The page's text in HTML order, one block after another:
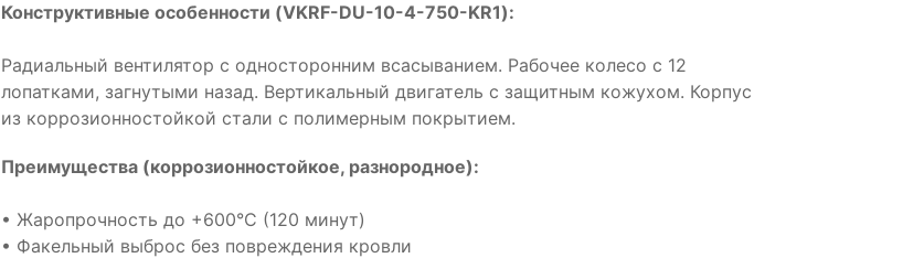
Конструктивные особенности (VKRF-DU-10-4-750-KR1):
Радиальный вентилятор с односторонним всасыванием. Рабочее колесо с 12
лопатками, загнутыми назад. Вертикальный двигатель с защитным кожухом. Корпус
из коррозионностойкой стали с полимерным покрытием.
Преимущества (коррозионностойкое, разнородное):
• Жаропрочность до +600°С (120 минут)
• Факельный выброс без повреждения кровли